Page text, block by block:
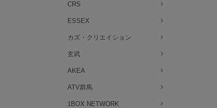
CRS
ESSEX
カズ・クリエイション
玄武
AKEA
ATV群馬
1BOX NETWORK